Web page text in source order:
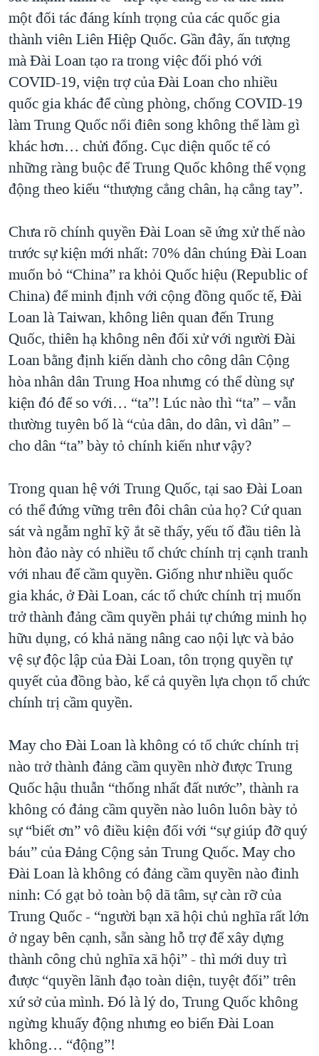
một đối tác đáng kính trọng của các quốc gia
thành viên Liên Hiệp Quốc. Gần đây, ấn tượng
mà Đài Loan tạo ra trong việc đối phó với
COVID-19, viện trợ của Đài Loan cho nhiều
quốc gia khác để cùng phòng, chống COVID-19
làm Trung Quốc nổi điên song không thể làm gì
khác hơn… chửi đổng. Cục diện quốc tế có
những ràng buộc để Trung Quốc không thể vọng
động theo kiểu “thượng cẳng chân, hạ cẳng tay”.
Chưa rõ chính quyền Đài Loan sẽ ứng xử thế nào
trước sự kiện mới nhất: 70% dân chúng Đài Loan
muốn bỏ “China” ra khỏi Quốc hiệu (Republic of
China) để minh định với cộng đồng quốc tế, Đài
Loan là Taiwan, không liên quan đến Trung
Quốc, thiên hạ không nên đối xử với người Đài
Loan bằng định kiến dành cho công dân Cộng
hòa nhân dân Trung Hoa nhưng có thể dùng sự
kiện đó để so với… “ta”! Lúc nào thì “ta” – vẫn
thường tuyên bố là “của dân, do dân, vì dân” –
cho dân “ta” bày tỏ chính kiến như vậy?
Trong quan hệ với Trung Quốc, tại sao Đài Loan
có thể đứng vững trên đôi chân của họ? Cứ quan
sát và ngẫm nghĩ kỹ ắt sẽ thấy, yếu tố đầu tiên là
hòn đảo này có nhiều tổ chức chính trị cạnh tranh
với nhau để cầm quyền. Giống như nhiều quốc
gia khác, ở Đài Loan, các tổ chức chính trị muốn
trở thành đảng cầm quyền phải tự chứng minh họ
hữu dụng, có khả năng nâng cao nội lực và bảo
vệ sự độc lập của Đài Loan, tôn trọng quyền tự
quyết của đồng bào, kể cả quyền lựa chọn tổ chức
chính trị cầm quyền.
May cho Đài Loan là không có tổ chức chính trị
nào trở thành đảng cầm quyền nhờ được Trung
Quốc hậu thuẫn “thống nhất đất nước”, thành ra
không có đảng cầm quyền nào luôn luôn bày tỏ
sự “biết ơn” vô điều kiện đối với “sự giúp đỡ quý
báu” của Đảng Cộng sản Trung Quốc. May cho
Đài Loan là không có đảng cầm quyền nào đinh
ninh: Có gạt bỏ toàn bộ dã tâm, sự càn rỡ của
Trung Quốc - “người bạn xã hội chủ nghĩa rất lớn
ở ngay bên cạnh, sẵn sàng hỗ trợ để xây dựng
thành công chủ nghĩa xã hội” - thì mới duy trì
được “quyền lãnh đạo toàn diện, tuyệt đối” trên
xứ sở của mình. Đó là lý do, Trung Quốc không
ngừng khuấy động nhưng eo biển Đài Loan
không… “động”!